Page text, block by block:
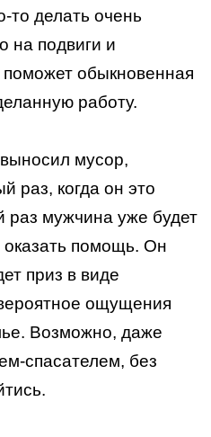
то делать очень
на подвиги и
обыкновенная
работу.
мусор,
раз, когда он это
раз мужчина уже будет
помощь. Он
приз в виде
ощущения
Возможно, даже
спасателем, без